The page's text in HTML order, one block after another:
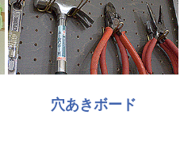
穴あきボード